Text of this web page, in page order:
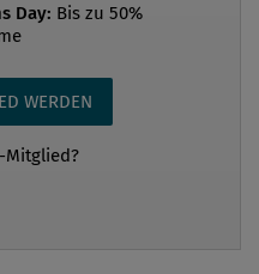
Day: Bis zu 50%
WERDEN
Mitglied?